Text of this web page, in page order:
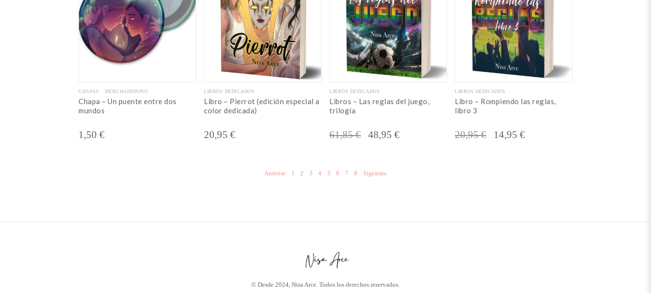
CHAPAS MERCHANDISING
Chapa – Un puente entre dos
mundos
1,50 €
LIBROS DEDICADOS
Libro – Pierrot (edición especial a
color dedicada)
20,95 €
LIBROS DEDICADOS
Libros – Las reglas del juego,
trilogía
61,85€
El
original
48,95 €El
LIBROS DEDICADOS
Libro – Rompiendo las reglas,
libro 3
20,95€
El
14,95 €El
Anterior 1 2 3 4 5 6 7 8 Siguiente
© Desde 2024, Nisa Arce. Todos los derechos reservados.